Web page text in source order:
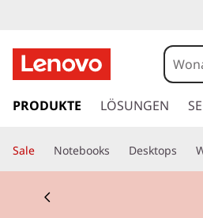
u
a
u
PRODUKTE LÖSUNGEN
Sale Notebooks Desktops
Currently displaying item 2